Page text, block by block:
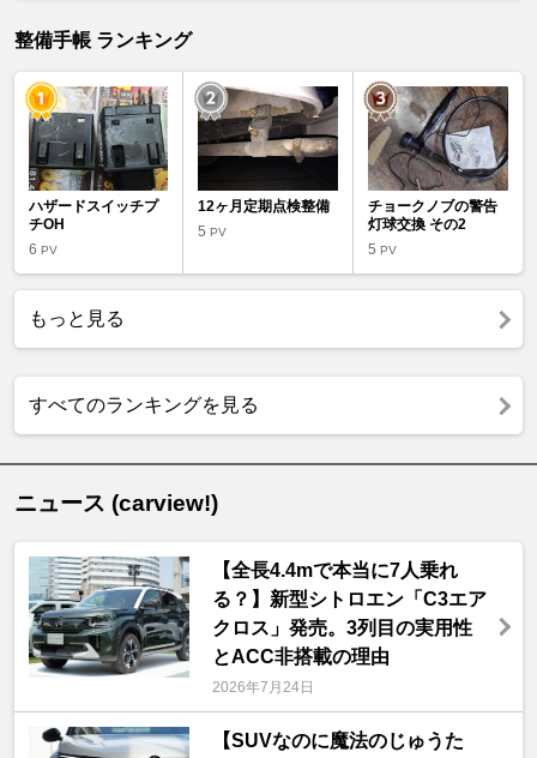
整備手帳 ランキング
ハザードスイッチプ
チOH
6 PV
12ヶ月定期点検整備
5PV
チョークノブの警告
灯球交換 その2
5 PV
もっと見る
すべてのランキングを見る
ニュース (carview!)
【全長4.4mで本当に7人乗れ
る？】新型シトロエン「C3エア
クロス」発売。3列目の実用性
とACC非搭載の理由
2026年7月24日
【SUVなのに魔法のじゅうた